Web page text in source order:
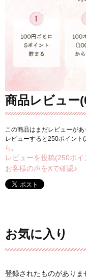
商品レビュー
この商品はまだレビューがあ
レビューすると250ポイント
ら 。
レビューを投稿(250ポ
お客様の声をXで確認♪
お気に入り
登録されたものがありま